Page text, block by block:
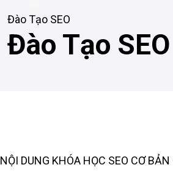
Đào Tạo SEO
Đào Tạo SEO
NỘI DUNG KHÓA HỌC SEO CƠ